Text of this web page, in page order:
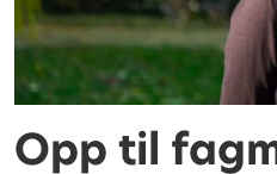
Opp til